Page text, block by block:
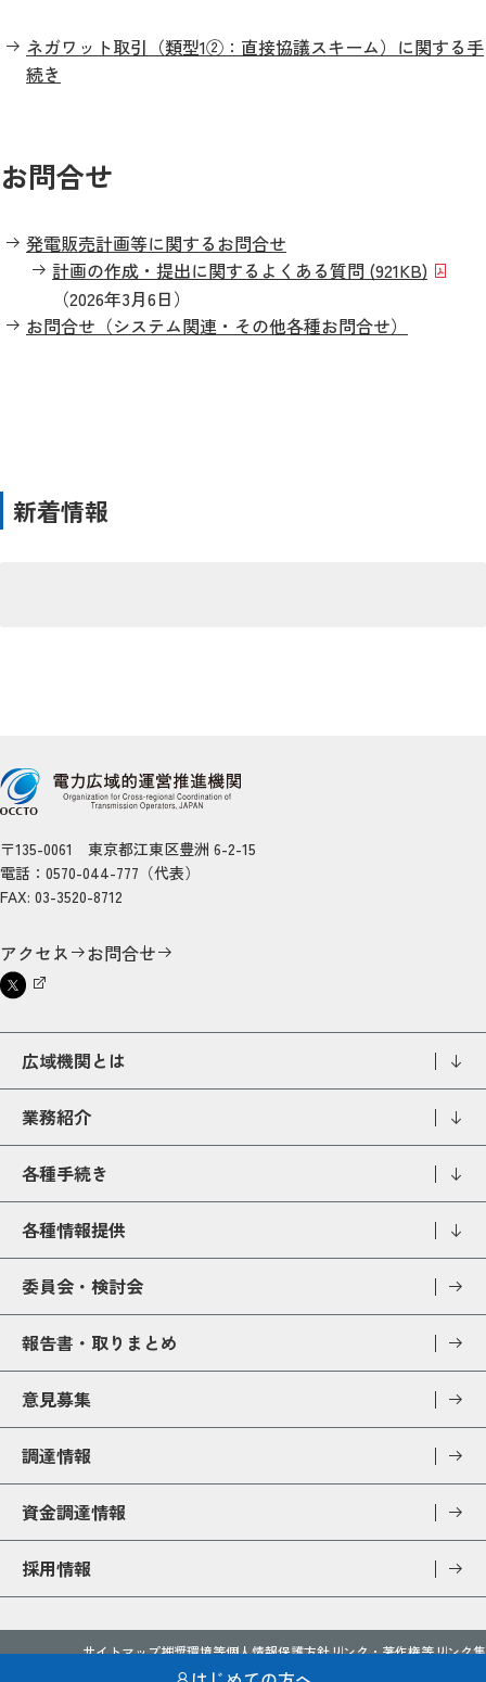
ネガワット取引（類型1②：直接協議スキーム）に関する手
続き
お問合せ
発電販売計画等に関するお問合せ
計画の作成・提出に関するよくある質問 (921KB)
（2026年3月6日）
お問合せ（システム関連・その他各種お問合せ）
新着情報
〒135-0061 東京都江東区豊洲 6-2-15
電話：0570-044-777（代表）
FAX: 03-3520-8712
アクセス お問合せ
広域機関とは
業務紹介
各種手続き
各種情報提供
委員会・検討会
報告書・取りまとめ
意見募集
調達情報
資金調達情報
採用情報
サイトマップ推奨環境等個人情報保護方針リンク・著作権等リンク集
アクセシビリティ 開示請求制度